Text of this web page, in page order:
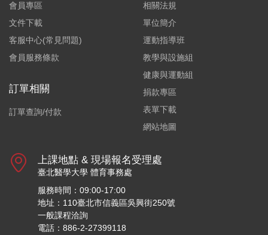
會員專區
文件下載
客服中心(常見問題)
會員服務條款
訂單相關
訂單查詢/付款
相關法規
單位簡介
運動指導班
教學與設施組
健康與運動組
捐款專區
表單下載
網站地圖
上課地點 & 現場報名受理處
臺北醫學大學 體育事務處
服務時間：09:00-17:00
地址：110臺北市信義區吳興街250號
一般課程洽詢
電話：886-2-27399118